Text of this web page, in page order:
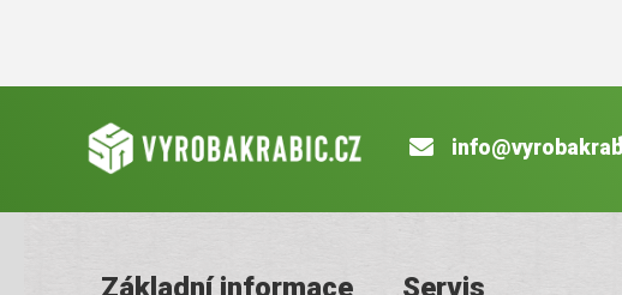
Základní informace Servis